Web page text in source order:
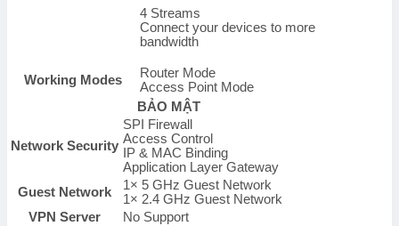
4 Streams
Connect your devices to more
bandwidth
Working Modes
Router Mode
Access Point Mode
BẢO MẬT
Network Security
SPI Firewall
Access Control
IP & MAC Binding
Application Layer Gateway
Guest Network
1× 5 GHz Guest Network
1× 2.4 GHz Guest Network
VPN Server
No Support